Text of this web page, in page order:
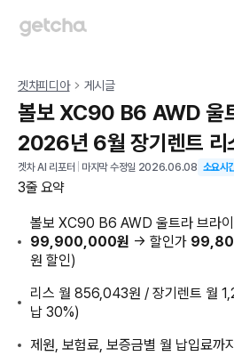
겟차피디아 게시글
볼보 XC90 B6 AWD 울
2026년 6월 장기렌트 리
겟차 AI 리포터 마지막 수정일 2026.06.08 소요시
3줄 요약
볼보 XC90 B6 AWD 울트라 브라이
99,900,000원 → 할인가
원 할인)
리스 월 856,043원 / 장기렌트 월
납 30%)
제원, 보험료, 보증금별 월 납입료까